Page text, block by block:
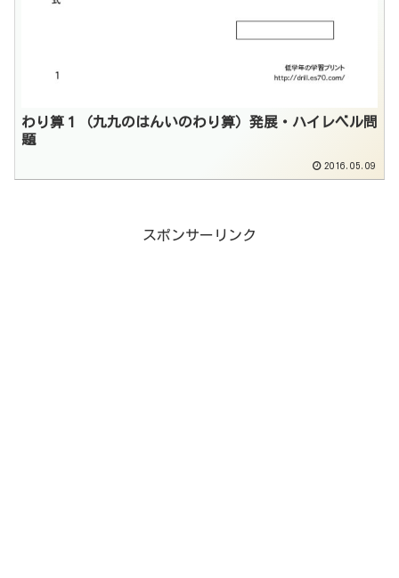
わり算１（九九のはんいのわり算）発展・ハイレベル問
題
2016.05.09
スポンサーリンク